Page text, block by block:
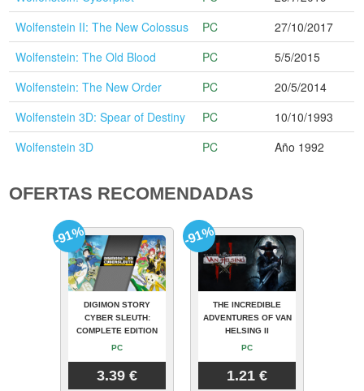
Wolfenstein II: The New Colossus
PC
27/10/2017
Wolfenstein: The Old Blood
PC
5/5/2015
Wolfenstein: The New Order
PC
20/5/2014
Wolfenstein 3D: Spear of Destiny
PC
10/10/1993
Wolfenstein 3D
PC Año 1992
OFERTAS RECOMENDADAS
DIGIMON STORY
CYBER SLEUTH:
COMPLETE EDITION
PC
3.39 €
-91%
THE INCREDIBLE
ADVENTURES OF VAN
HELSING II
PC
1.21 €
-91%